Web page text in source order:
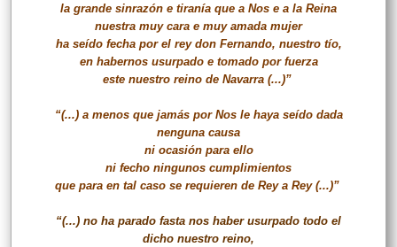
la grande sinrazón e tiranía que a Nos e a la Reina
nuestra muy cara e muy amada mujer
ha seído fecha por el rey don Fernando, nuestro tío,
en habernos usurpado e tomado por fuerza
este nuestro reino de Navarra (...)”
“(...) a menos que jamás por Nos le haya seído dada
nenguna causa
ni ocasión para ello
ni fecho ningunos cumplimientos
que para en tal caso se requieren de Rey a Rey (...)”
“(...) no ha parado fasta nos haber usurpado todo el
dicho nuestro reino,